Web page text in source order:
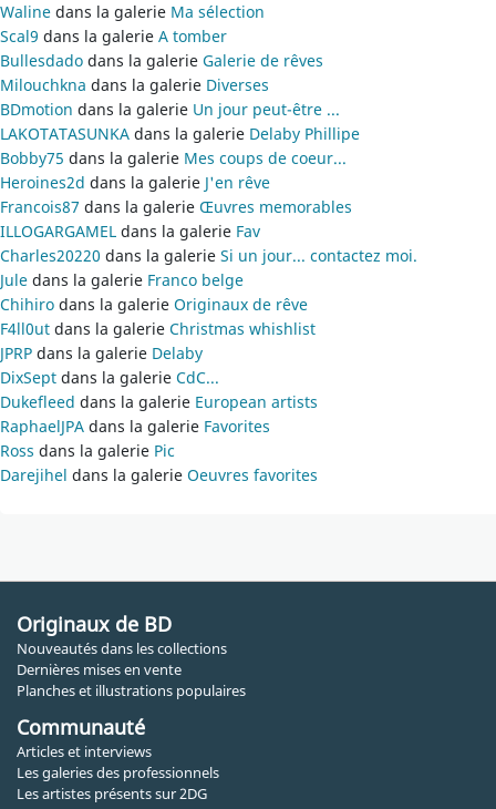
Waline dans la galerie Ma sélection
Scal9 dans la galerie A tomber
Bullesdado dans la galerie Galerie de rêves
Milouchkna dans la galerie Diverses
BDmotion dans la galerie Un jour peut-être ...
LAKOTATASUNKA dans la galerie Delaby Phillipe
Bobby75 dans la galerie Mes coups de coeur...
Heroines2d dans la galerie J'en rêve
Francois87 dans la galerie Œuvres memorables
ILLOGARGAMEL dans la galerie Fav
Charles20220 dans la galerie Si un jour... contactez moi.
Jule dans la galerie Franco belge
Chihiro dans la galerie Originaux de rêve
F4ll0ut dans la galerie Christmas whishlist
JPRP dans la galerie Delaby
DixSept dans la galerie CdC...
Dukefleed dans la galerie European artists
RaphaelJPA dans la galerie Favorites
Ross dans la galerie Pic
Darejihel dans la galerie Oeuvres favorites
Originaux de BD
Nouveautés dans les collections
Dernières mises en vente
Planches et illustrations populaires
Communauté
Articles et interviews
Les galeries des professionnels
Les artistes présents sur 2DG